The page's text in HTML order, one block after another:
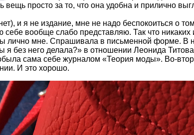
вещь просто за то, что она удобна и прилично
и я не издание, мне не надо беспокоиться о
вообще слабо представляю. Так что никаких
лично мне. Спрашивала в письменной форме. В
я без него делала?» в отношении Леонида
сама себе журналом «Теория моды». Во-
И это хорошо.